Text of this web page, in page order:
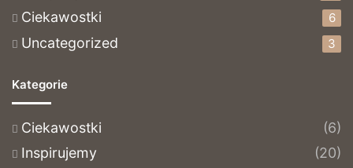
Ciekawostki 6
Uncategorized 3
Kategorie
Ciekawostki
(6)
Inspirujemy
(20)